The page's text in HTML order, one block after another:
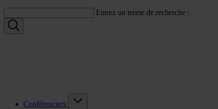
Entrez un terme de recherche :
Conférenciers